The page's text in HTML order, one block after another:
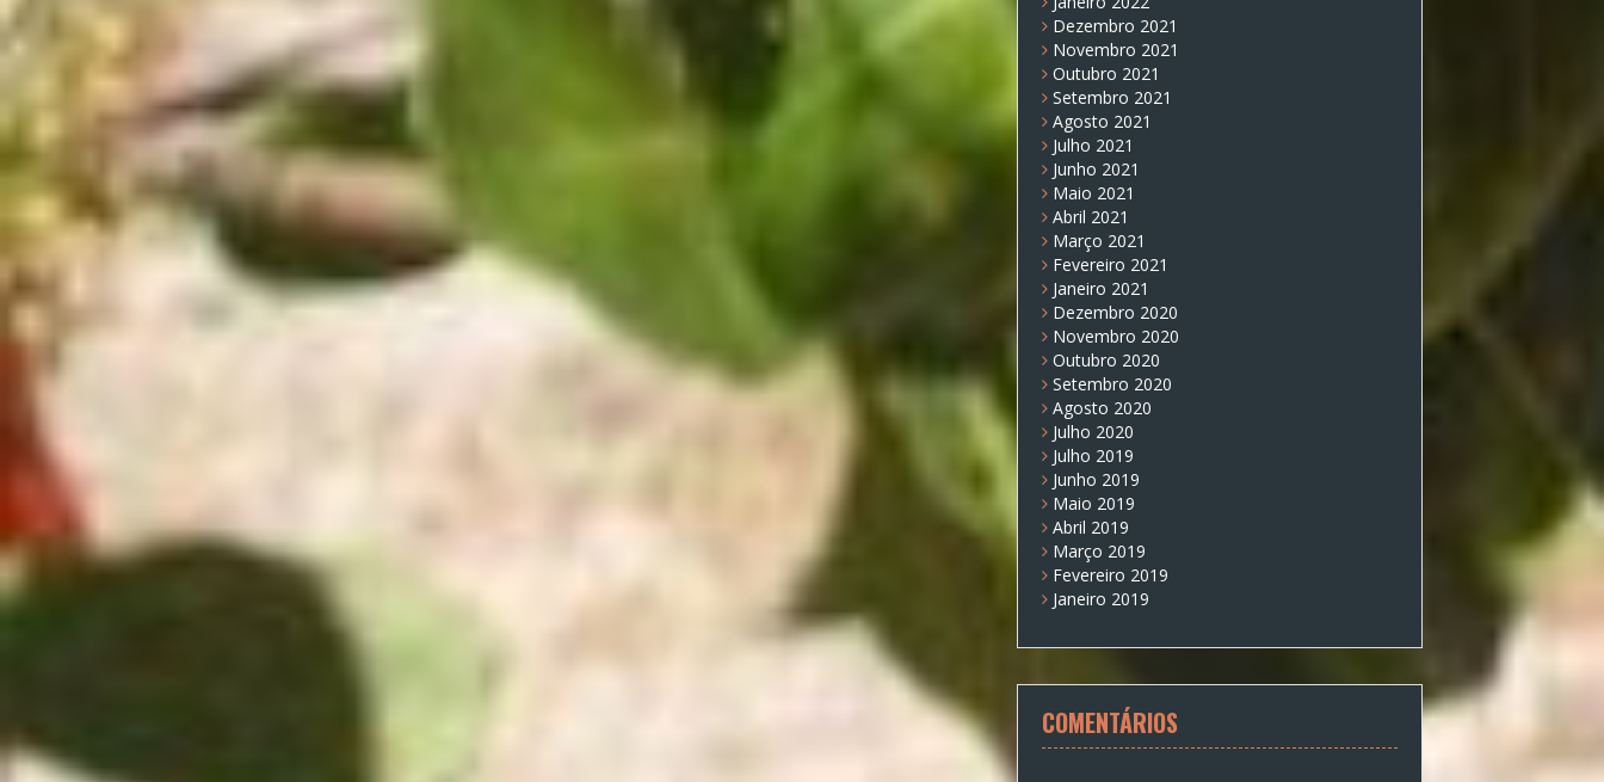
Dezembro 2021
Novembro 2021
Outubro 2021
Setembro 2021
Agosto 2021
Julho 2021
Junho 2021
Maio 2021
Abril 2021
Março 2021
Fevereiro 2021
Janeiro 2021
Dezembro 2020
Novembro 2020
Outubro 2020
Setembro 2020
Agosto 2020
Julho 2020
Julho 2019
Junho 2019
Maio 2019
Abril 2019
Março 2019
Fevereiro 2019
Janeiro 2019
COMENTÁRIOS